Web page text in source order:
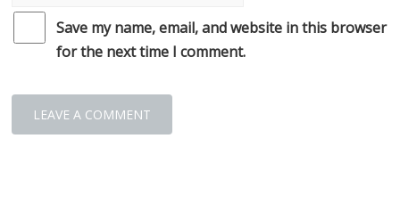
Save my name, email, and website in this browser
for the next time I comment.